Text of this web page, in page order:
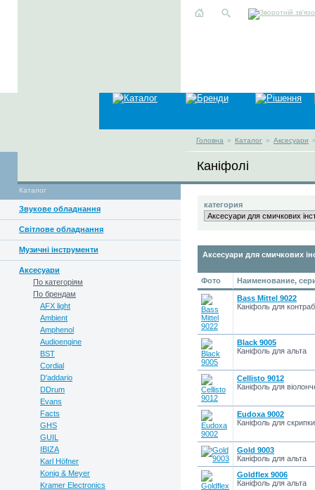
Головна » Каталог » Аксесуари
Каніфолі
Каталог
Звукове обладнання
Світлове обладнання
Музичні інструменти
Аксесуари
По категоріям
По брендам
AFX light
Ambient
Amphenol
Audioengine
BST
Cordial
D'addario
DDrum
Evans
Facts
GHS
GUIL
IBIZA
Karl Höfner
Konig & Meyer
Kramer Electronics
категория
Аксесуари для смичкових
Фото Наименование,
Bass Mittel 9022
Каніфоль для
Black 9005
Каніфоль для альта
Cellisto 9012
Каніфоль для
Eudoxa 9002
Каніфоль для скрипки
Gold 9003
Каніфоль для альта
Goldflex 9006
Каніфоль для альта